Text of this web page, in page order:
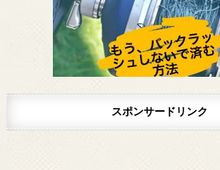
スポンサードリンク